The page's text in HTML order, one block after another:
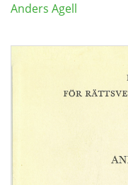
Anders Agell